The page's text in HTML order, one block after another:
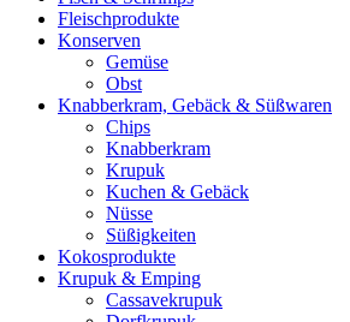
Fleischprodukte
Konserven
Gemüse
Obst
Knabberkram, Gebäck & Süßwaren
Chips
Knabberkram
Krupuk
Kuchen & Gebäck
Nüsse
Süßigkeiten
Kokosprodukte
Krupuk & Emping
Cassavekrupuk